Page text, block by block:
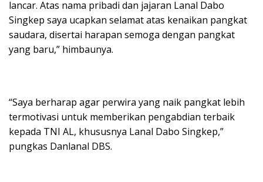
lancar. Atas nama pribadi dan jajaran Lanal Dabo
Singkep saya ucapkan selamat atas kenaikan pangkat
saudara, disertai harapan semoga dengan pangkat
yang baru,” himbaunya.
“Saya berharap agar perwira yang naik pangkat lebih
termotivasi untuk memberikan pengabdian terbaik
kepada TNI AL, khususnya Lanal Dabo Singkep,”
pungkas Danlanal DBS.